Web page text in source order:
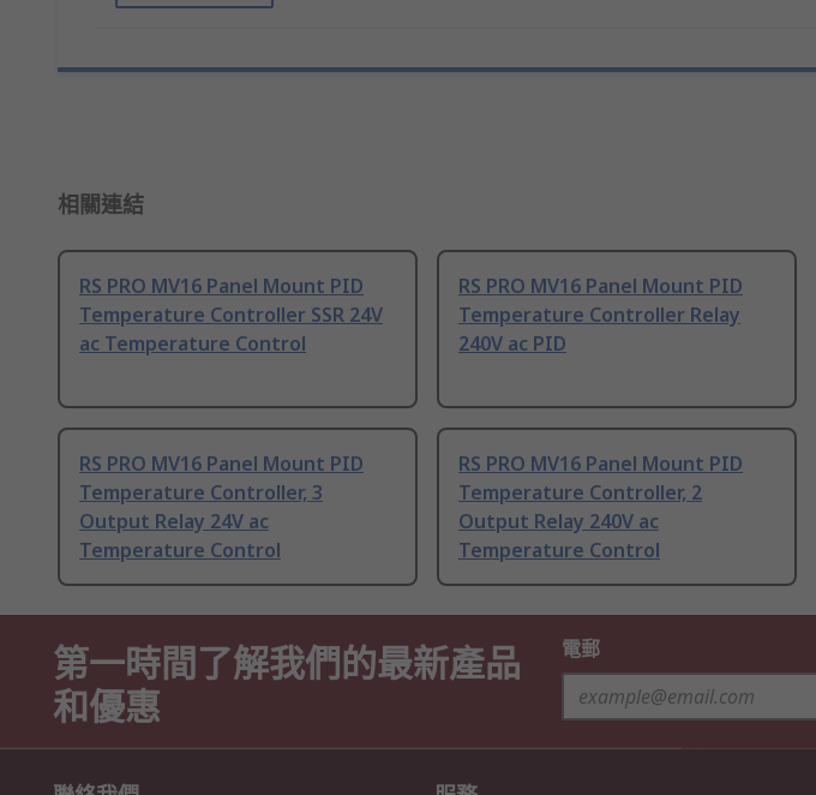
相關連結
RS PRO MV16 Panel Mount PID
Temperature Controller SSR 24V
ac Temperature Control
RS PRO MV16 Panel Mount PID
Temperature Controller Relay
240V ac PID
RS PRO MV16 Panel Mount PID
Temperature Controller, 3
Output Relay 24V ac
Temperature Control
RS PRO MV16 Panel Mount PID
Temperature Controller, 2
Output Relay 240V ac
Temperature Control
第一時間了解我們的最新產品
和優惠
電郵